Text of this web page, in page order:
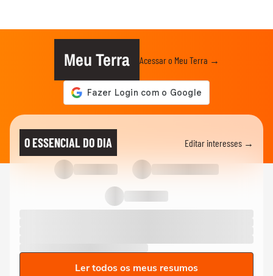
Meu Terra Acessar o Meu Terra →
O ESSENCIAL DO DIA Editar interesses →
Ler todos os meus resumos